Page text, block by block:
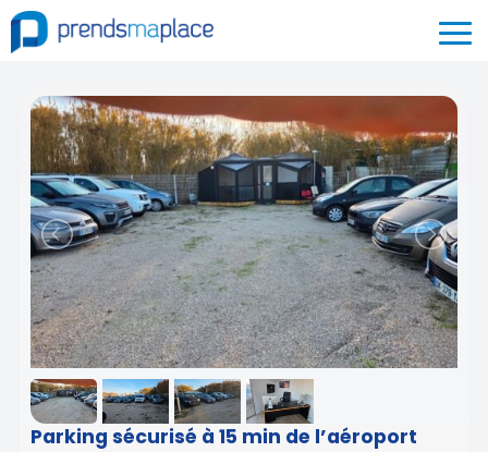
Parking sécurisé à 15 min de l’aéroport